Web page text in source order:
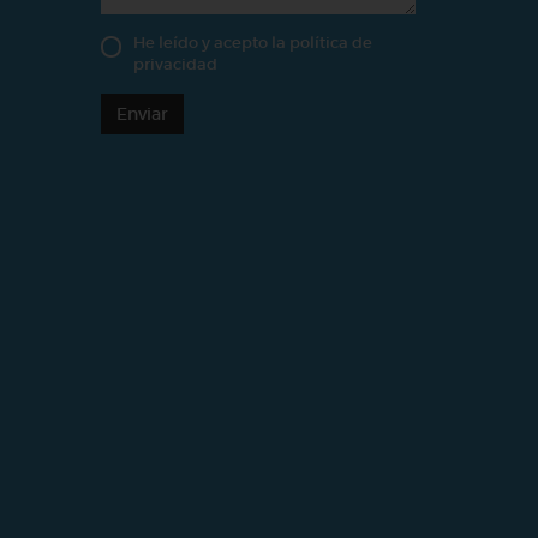
He leído y acepto la política de
privacidad
Enviar